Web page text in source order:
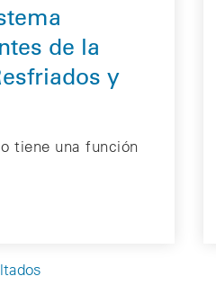
de la
y
tiene una función